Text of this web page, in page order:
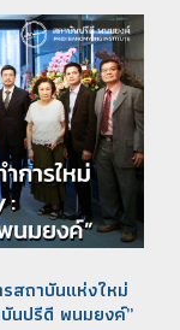
สถาบันแห่งใหม่
นปรีดี พนมยงค์”